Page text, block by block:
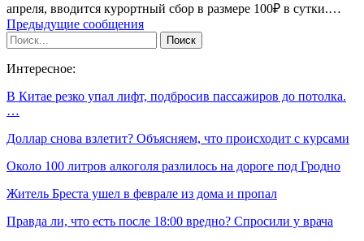
апреля, вводится курортный сбор в размере 100₽ в сутки.…
Предыдущие сообщения
Интересное:
В Китае резко упал лифт, подбросив пассажиров до потолка.
…
Доллар снова взлетит? Объясняем, что происходит с курсами
Около 100 литров алкоголя разлилось на дороге под Гродно
Житель Бреста ушел в феврале из дома и пропал
Правда ли, что есть после 18:00 вредно? Спросили у врача